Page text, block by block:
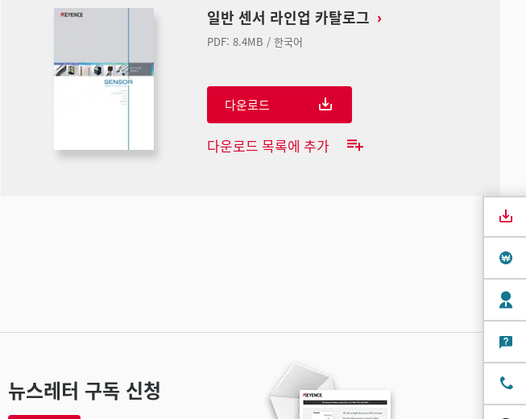
일반 센서 라인업 카탈로그
PDF: 8.4MB / 한국어
다운로드
다운로드 목록에 추가
뉴스레터 구독 신청